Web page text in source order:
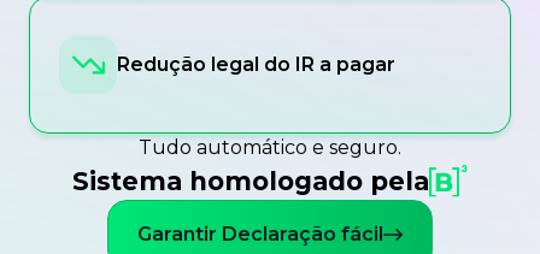
Redução legal do IR a pagar
Tudo automático e seguro.
Sistema homologado pela
Garantir Declaração fácil